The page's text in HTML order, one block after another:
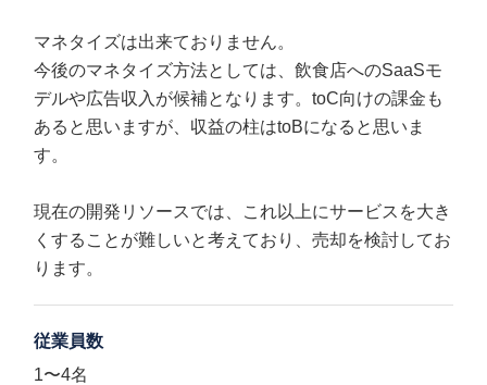
マネタイズは出来ておりません。
今後のマネタイズ方法としては、飲食店へのSaaSモ
デルや広告収入が候補となります。toC向けの課金も
あると思いますが、収益の柱はtoBになると思いま
す。
現在の開発リソースでは、これ以上にサービスを大き
くすることが難しいと考えており、売却を検討してお
ります。
従業員数
1〜4名